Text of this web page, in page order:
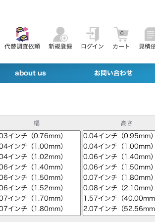
代替調査依頼
新規登録 ログイン カート
0
見積
about us お問い合わせ
幅 高さ